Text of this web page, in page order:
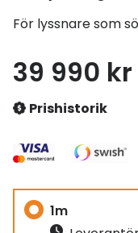
För lyssnare som
39 990 kr
Prishistorik
1m